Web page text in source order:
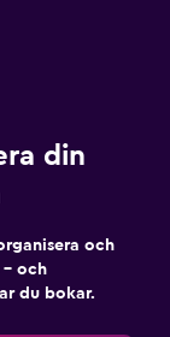
din
och
– och
du bokar.